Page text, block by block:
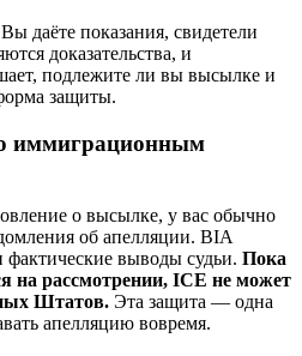
даёте показания, свидетели
доказательства, и
подлежите ли вы высылке и
защиты.
иммиграционным
о высылке, у вас обычно
об апелляции. BIA
фактические выводы судьи. Пока
на рассмотрении, ICE не может
Штатов. Эта защита — одна
апелляцию вовремя.